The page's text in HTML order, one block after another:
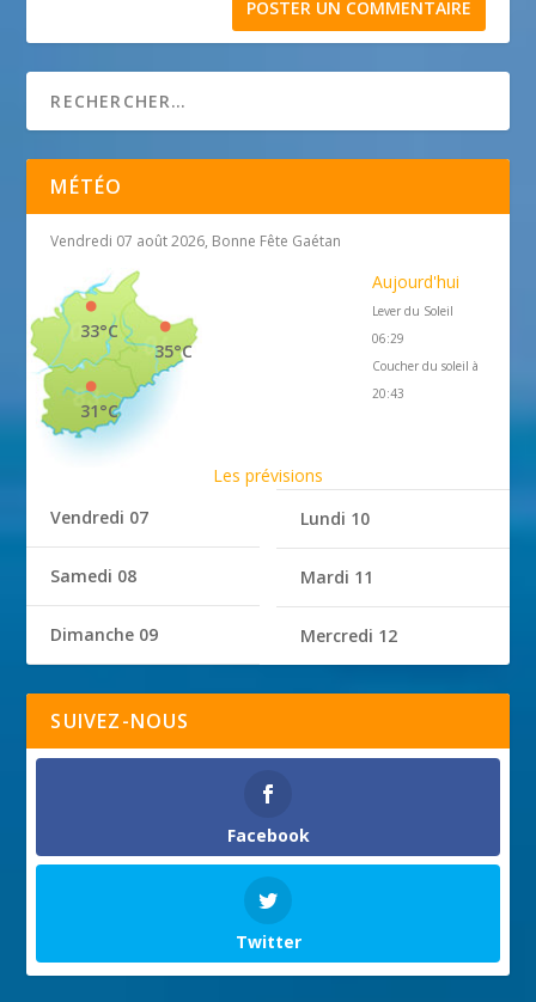
MÉTÉO
Vendredi 07 août 2026, Bonne Fête Gaétan
35°C
33°C
31°C
Aujourd'hui
Lever du Soleil
06:29
Coucher du soleil à
20:43
Les prévisions
Vendredi 07
Samedi 08
Dimanche 09
Lundi 10
Mardi 11
Mercredi 12
SUIVEZ-NOUS
Facebook
Twitter